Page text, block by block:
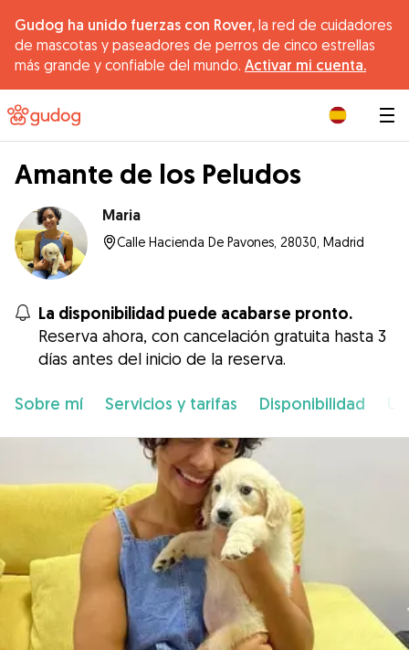
Gudog ha unido fuerzas con Rover, la red de cuidadores
de mascotas y paseadores de perros de cinco estrellas
más grande y confiable del mundo. Activar mi cuenta.
Amante de los Peludos
Maria
Calle Hacienda De Pavones, 28030, Madrid
La disponibilidad puede acabarse pronto.
Reserva ahora, con cancelación gratuita hasta 3
días antes del inicio de la reserva.
Sobre mí Servicios y tarifas Disponibilidad